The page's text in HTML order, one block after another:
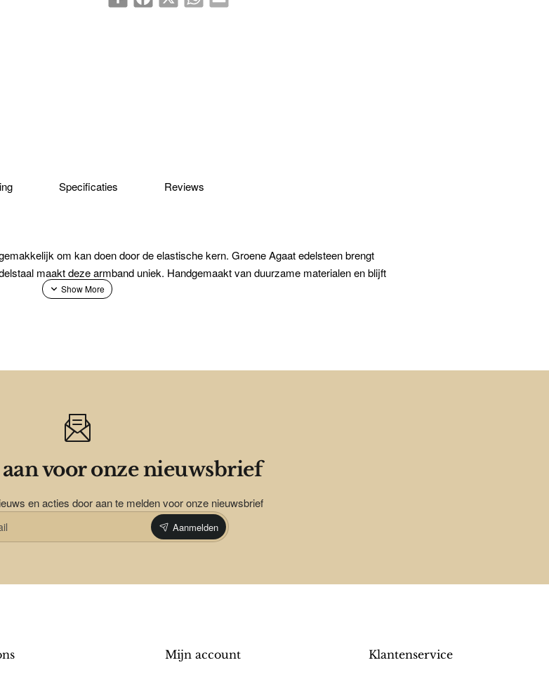
Specificaties Reviews
om kan doen door de elastische kern. Groene Agaat edelsteen brengt
maakt deze armband uniek. Handgemaakt van duurzame materialen en blijft
voor onze nieuwsbrief
en acties door aan te melden voor onze nieuwsbrief
Aanmelden
Mijn account Klantenservice